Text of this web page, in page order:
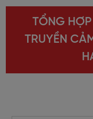
TỔNG
TRUYỀN